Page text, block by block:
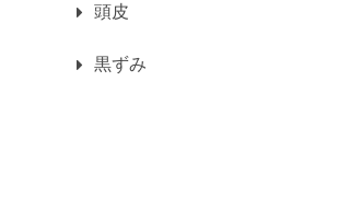
頭皮
黒ずみ